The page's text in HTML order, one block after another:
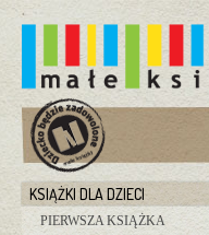
KSIĄŻKI DLA DZIECI
PIERWSZA KSIĄŻKA